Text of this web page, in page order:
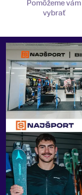
Pomôžeme vám
vybrať